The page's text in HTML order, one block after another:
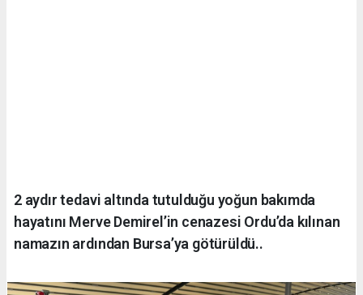
2 aydır tedavi altında tutulduğu yoğun bakımda
hayatını Merve Demirel’in cenazesi Ordu’da kılınan
namazın ardından Bursa’ya götürüldü..